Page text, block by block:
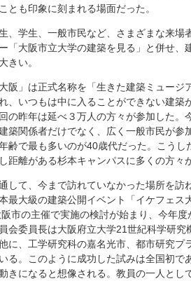
とも印象に刻まれる場面だった。
、学生、一般市民など、さまざまな来場
「大阪市立大学の建築を見る」と併せ
きい。
阪」は正式名称を「生きた建築ミュージ
、いつもは中に入ることができない建
の昨年は延べ３万人の方々が参加した
築関係者だけでなく、広く一般市民が
齢で最も多いのが40歳代だった。こう
距離がある杉本キャンパスに多くの方々
して、今まで訪れていなかった場所を訪
最大級の建築公開イベント「イケフェス
市の主催で実施の検討が始まり、今年
会委員長は大阪府立大学21世紀科学研
に、工学研究科の嘉名光市、都市研究
る。このように成功した試みは全国初
きになると想像される。教員の一人と